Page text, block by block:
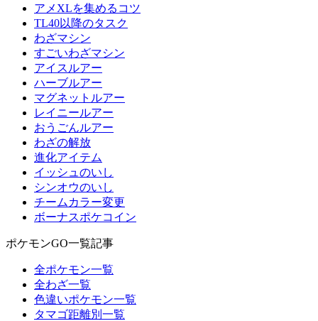
アメXLを集めるコツ
TL40以降のタスク
わざマシン
すごいわざマシン
アイスルアー
ハーブルアー
マグネットルアー
レイニールアー
おうごんルアー
わざの解放
進化アイテム
イッシュのいし
シンオウのいし
チームカラー変更
ボーナスポケコイン
ポケモンGO一覧記事
全ポケモン一覧
全わざ一覧
色違いポケモン一覧
タマゴ距離別一覧